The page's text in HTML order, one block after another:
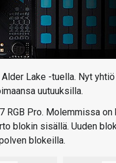
Lake -tuella. Nyt
uutuuksilla.
RGB Pro. Molemmissa
blokin sisällä. Uuden
blokeilla.